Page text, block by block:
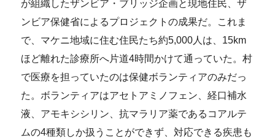
が組織したザンビア・ブリッジ企画と現地住民、ザ
ンビア保健省によるプロジェクトの成果だ。これま
で、マケニ地域に住む住民たち約5,000人は、15km
ほど離れた診療所へ片道4時間かけて通っていた。村
で医療を担っていたのは保健ボランティアのみだっ
た。ボランティアはアセトアミノフェン、経口補水
液、アモキシシリン、抗マラリア薬であるコアルテ
ムの4種類しか扱うことができず、対応できる疾患も